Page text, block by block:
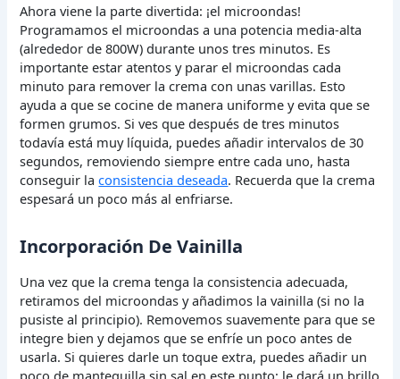
Ahora viene la parte divertida: ¡el microondas!
Programamos el microondas a una potencia media-alta
(alrededor de 800W) durante unos tres minutos. Es
importante estar atentos y parar el microondas cada
minuto para remover la crema con unas varillas. Esto
ayuda a que se cocine de manera uniforme y evita que se
formen grumos. Si ves que después de tres minutos
todavía está muy líquida, puedes añadir intervalos de 30
segundos, removiendo siempre entre cada uno, hasta
conseguir laconsistencia deseada. Recuerda que la crema
espesará un poco más al enfriarse.
Incorporación De Vainilla
Una vez que la crema tenga la consistencia adecuada,
retiramos del microondas y añadimos la vainilla (si no la
pusiste al principio). Removemos suavemente para que se
integre bien y dejamos que se enfríe un poco antes de
usarla. Si quieres darle un toque extra, puedes añadir un
poco de mantequilla sin sal en este punto; le dará un brillo